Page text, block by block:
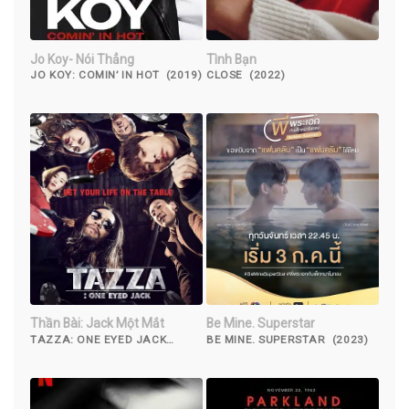
Jo Koy- Nói Thẳng
JO KOY: COMIN’ IN HOT (2019)
Tình Bạn
CLOSE (2022)
Thần Bài: Jack Một Mắt
TAZZA: ONE EYED JACK
Be Mine. Superstar
BE MINE. SUPERSTAR (2023)